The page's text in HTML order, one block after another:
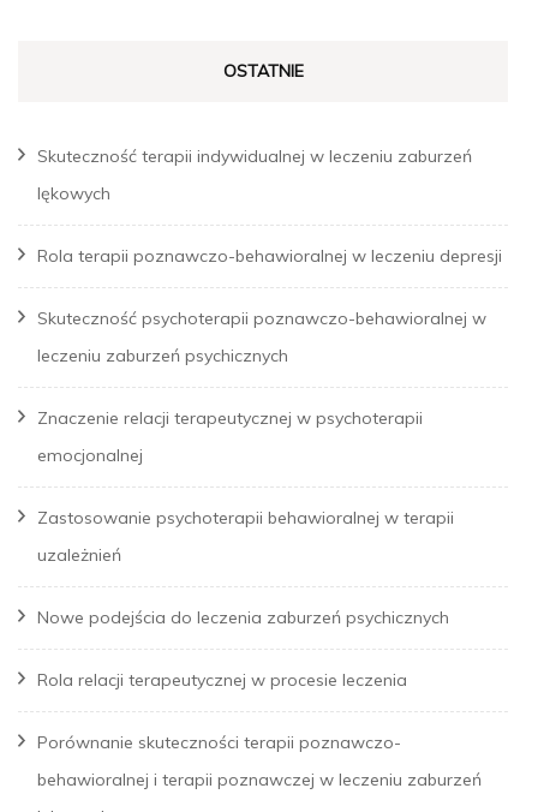
OSTATNIE
Skuteczność terapii indywidualnej w leczeniu zaburzeń
lękowych
Rola terapii poznawczo-behawioralnej w leczeniu depresji
Skuteczność psychoterapii poznawczo-behawioralnej w
leczeniu zaburzeń psychicznych
Znaczenie relacji terapeutycznej w psychoterapii
emocjonalnej
Zastosowanie psychoterapii behawioralnej w terapii
uzależnień
Nowe podejścia do leczenia zaburzeń psychicznych
Rola relacji terapeutycznej w procesie leczenia
Porównanie skuteczności terapii poznawczo-
behawioralnej i terapii poznawczej w leczeniu zaburzeń